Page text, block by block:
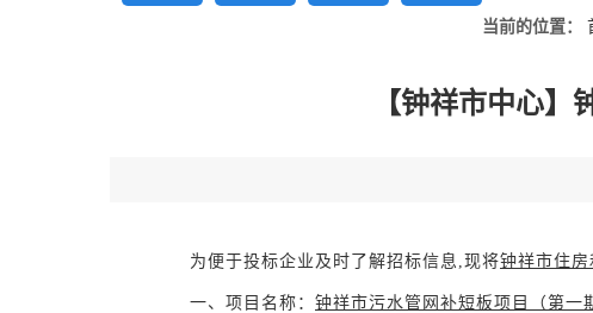
当前的位置：
【钟祥市中心
为便于投标企业及时了解招标信息 ,现将钟祥市住房
一、 项目名称： 钟祥市污水管网补短板项目（第一